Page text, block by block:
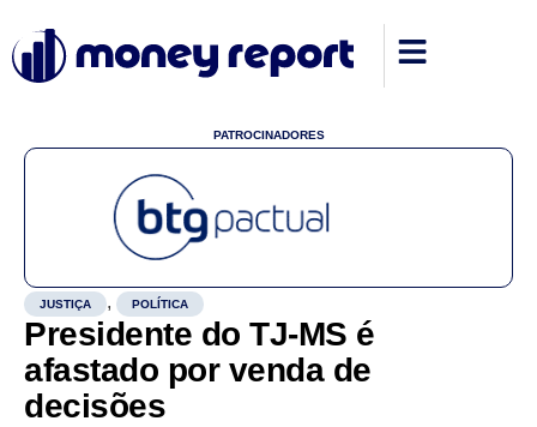
PATROCINADORES
JUSTIÇA , POLÍTICA
Presidente do TJ-MS é
afastado por venda de
decisões